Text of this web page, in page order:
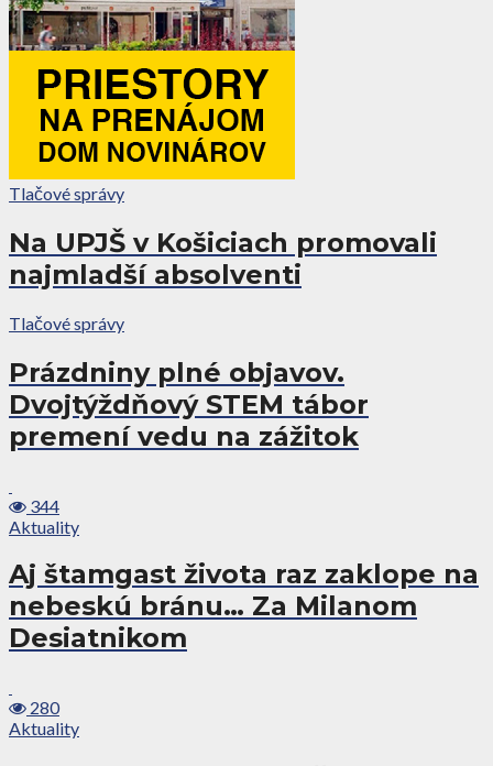
Tlačové správy
Na UPJŠ v Košiciach promovali
najmladší absolventi
Tlačové správy
Prázdniny plné objavov.
Dvojtýždňový STEM tábor
premení vedu na zážitok
344
Aktuality
Aj štamgast života raz zaklope na
nebeskú bránu… Za Milanom
Desiatnikom
280
Aktuality